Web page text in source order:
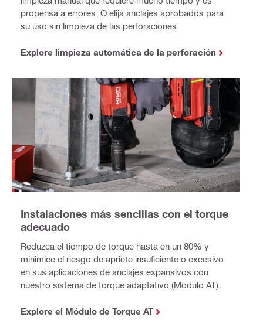
propensa a errores. O elija anclajes aprobados para
su uso sin limpieza de las perforaciones.
Explore limpieza automática de la perforación
Instalaciones más sencillas con el torque
adecuado
Reduzca el tiempo de torque hasta en un 80% y
minimice el riesgo de apriete insuficiente o excesivo
en sus aplicaciones de anclajes expansivos con
nuestro sistema de torque adaptativo (Módulo AT).
Explore el Módulo de Torque AT